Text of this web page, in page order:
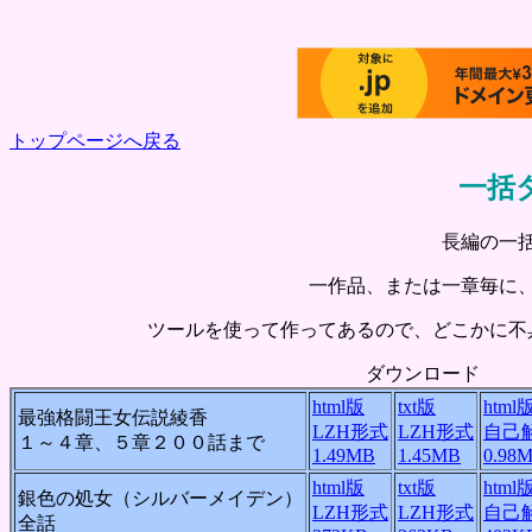
トップページへ戻る
一括
長編の一
一作品、または一章毎に
ツールを使って作ってあるので、どこかに
ダウンロード
最強格闘王女伝説綾香
１～４章、５章２００話まで
html版
LZH形式
1.49MB
txt版
LZH形式
1.45MB
html
自己
銀色の処女（シルバーメイデン）
全話
html版
LZH形式
txt版
LZH形式
html
自己